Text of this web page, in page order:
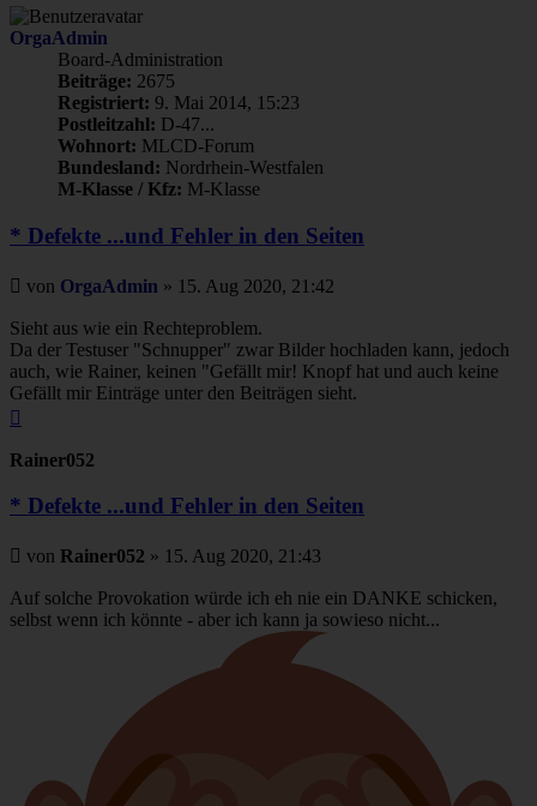
OrgaAdmin
Board-Administration
Beiträge: 2675
Registriert: 9. Mai 2014, 15:23
Postleitzahl: D-47...
Wohnort: MLCD-Forum
Bundesland: Nordrhein-Westfalen
M-Klasse / Kfz: M-Klasse
* Defekte ...und Fehler in den Seiten
Beitrag
von OrgaAdmin » 15. Aug 2020, 21:42
Sieht aus wie ein Rechteproblem.
Da der Testuser "Schnupper" zwar Bilder hochladen kann, jedoch
auch, wie Rainer, keinen "Gefällt mir! Knopf hat und auch keine
Gefällt mir Einträge unter den Beiträgen sieht.
Rainer052
* Defekte ...und Fehler in den Seiten
Beitrag
von Rainer052 » 15. Aug 2020, 21:43
Auf solche Provokation würde ich eh nie ein DANKE schicken,
selbst wenn ich könnte - aber ich kann ja sowieso nicht...